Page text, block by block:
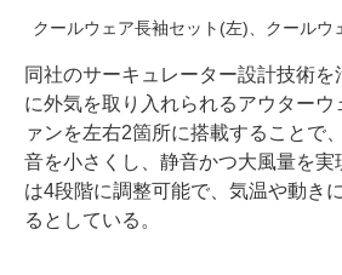
クールウェア長袖セット(左)、クールウ
同社のサーキュレーター設計技術
に外気を取り入れられるアウターウ
ァンを左右2箇所に搭載することで
音を小さくし、静音かつ大風量を実
は4段階に調整可能で、気温や動き
るとしている。